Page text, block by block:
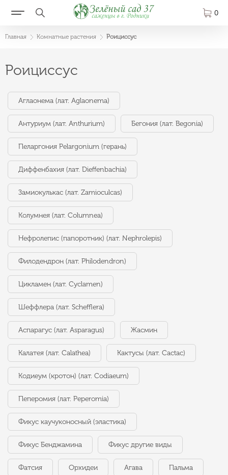
0
Главная Комнатные растения Роициссус
Роициссус
Аглаонема (лат. Aglaonema)
Антуриум (лат. Anthurium) Бегония (лат. Begonia)
Пеларгония Pelargonium (герань)
Диффенбахия (лат. Dieffenbachia)
Замиокулькас (лат. Zamioculcas)
Колумнея (лат. Columnea)
Нефролепис (папоротник) (лат. Nephrolepis)
Филодендрон (лат. Philodendron)
Цикламен (лат. Cyclamen)
Шеффлера (лат. Schefflera)
Аспарагус (лат. Asparagus) Жасмин
Калатея (лат. Calathea) Кактусы (лат. Cactac)
Кодиеум (кротон) (лат. Codiaeum)
Пеперомия (лат. Peperomia)
Фикус каучуконосный (эластика)
Фикус Бенджамина Фикус другие виды
Фатсия Орхидеи Агава Пальма